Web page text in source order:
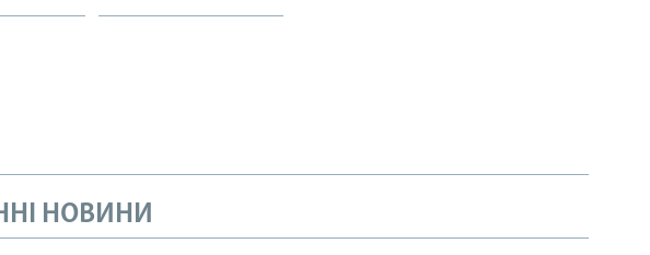
НОВИНИ